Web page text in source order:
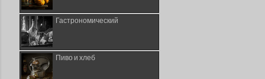
Гастрономический
Пиво и хлеб